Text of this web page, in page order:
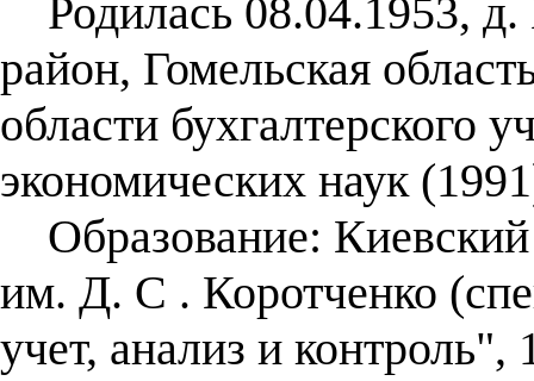
Родилась 08.04.1953,
район, Гомельская
области бухгалтерского
экономических наук
Образование: Киевский
им. Д. С . Коротченко
учет, анализ и